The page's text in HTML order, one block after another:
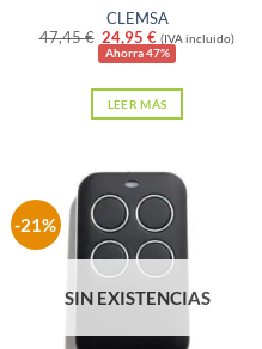
Valorado
con5de 5
CLEMSA
47,45€ El
precio
era:
47,45 €.
24,95€El
precio
es:
24,95 €.
(IVA incluido)
Ahorra 47%
LEER MÁS
-21%
SIN EXISTENCIAS